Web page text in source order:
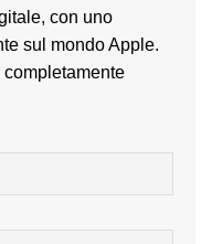
con uno
sul mondo Apple.